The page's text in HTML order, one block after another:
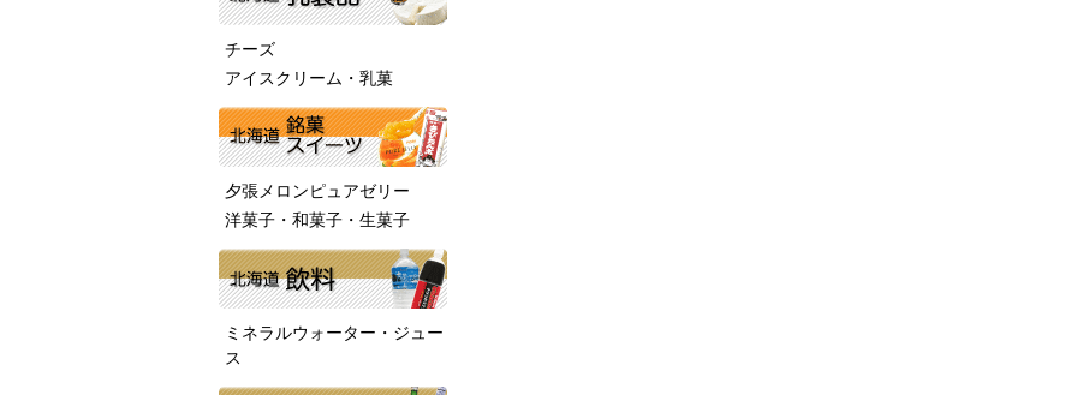
チーズ
アイスクリーム・乳菓
夕張メロンピュアゼリー
洋菓子・和菓子・生菓子
ミネラルウォーター・ジュー
ス